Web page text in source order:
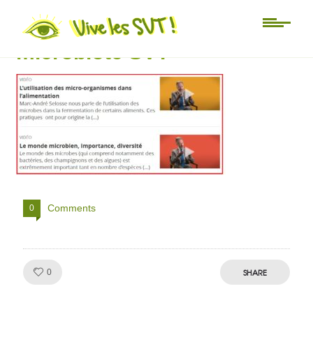
Marc andré Sélosse
microbiote SVT
0 Comments
0 SHARE